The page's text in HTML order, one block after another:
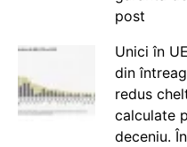
post
Unici în
din
redus
calculate
deceniu.